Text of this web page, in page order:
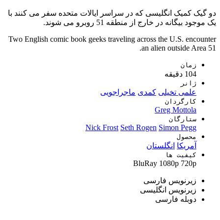
دو گیک کمیک انگلیسی که در سراسر ایالات متحده سفر می کنند با
یک موجود بیگانه در خارج از منطقه 51 روبرو می شوند.
Two English comic book geeks traveling across the U.S. encounter
an alien outside Area 51.
زمان
104 دقیقه
ژانر
علمی تخیلی کمدی ماجراجویی
کارگردان
Greg Mottola
ستارگان
Nick Frost Seth Rogen Simon Pegg
محصول
آمریکا انگلستان
کیفیت ها
BluRay 1080p 720p
زیرنویس فارسی
زیرنویس انگلیسی
دوبله فارسی